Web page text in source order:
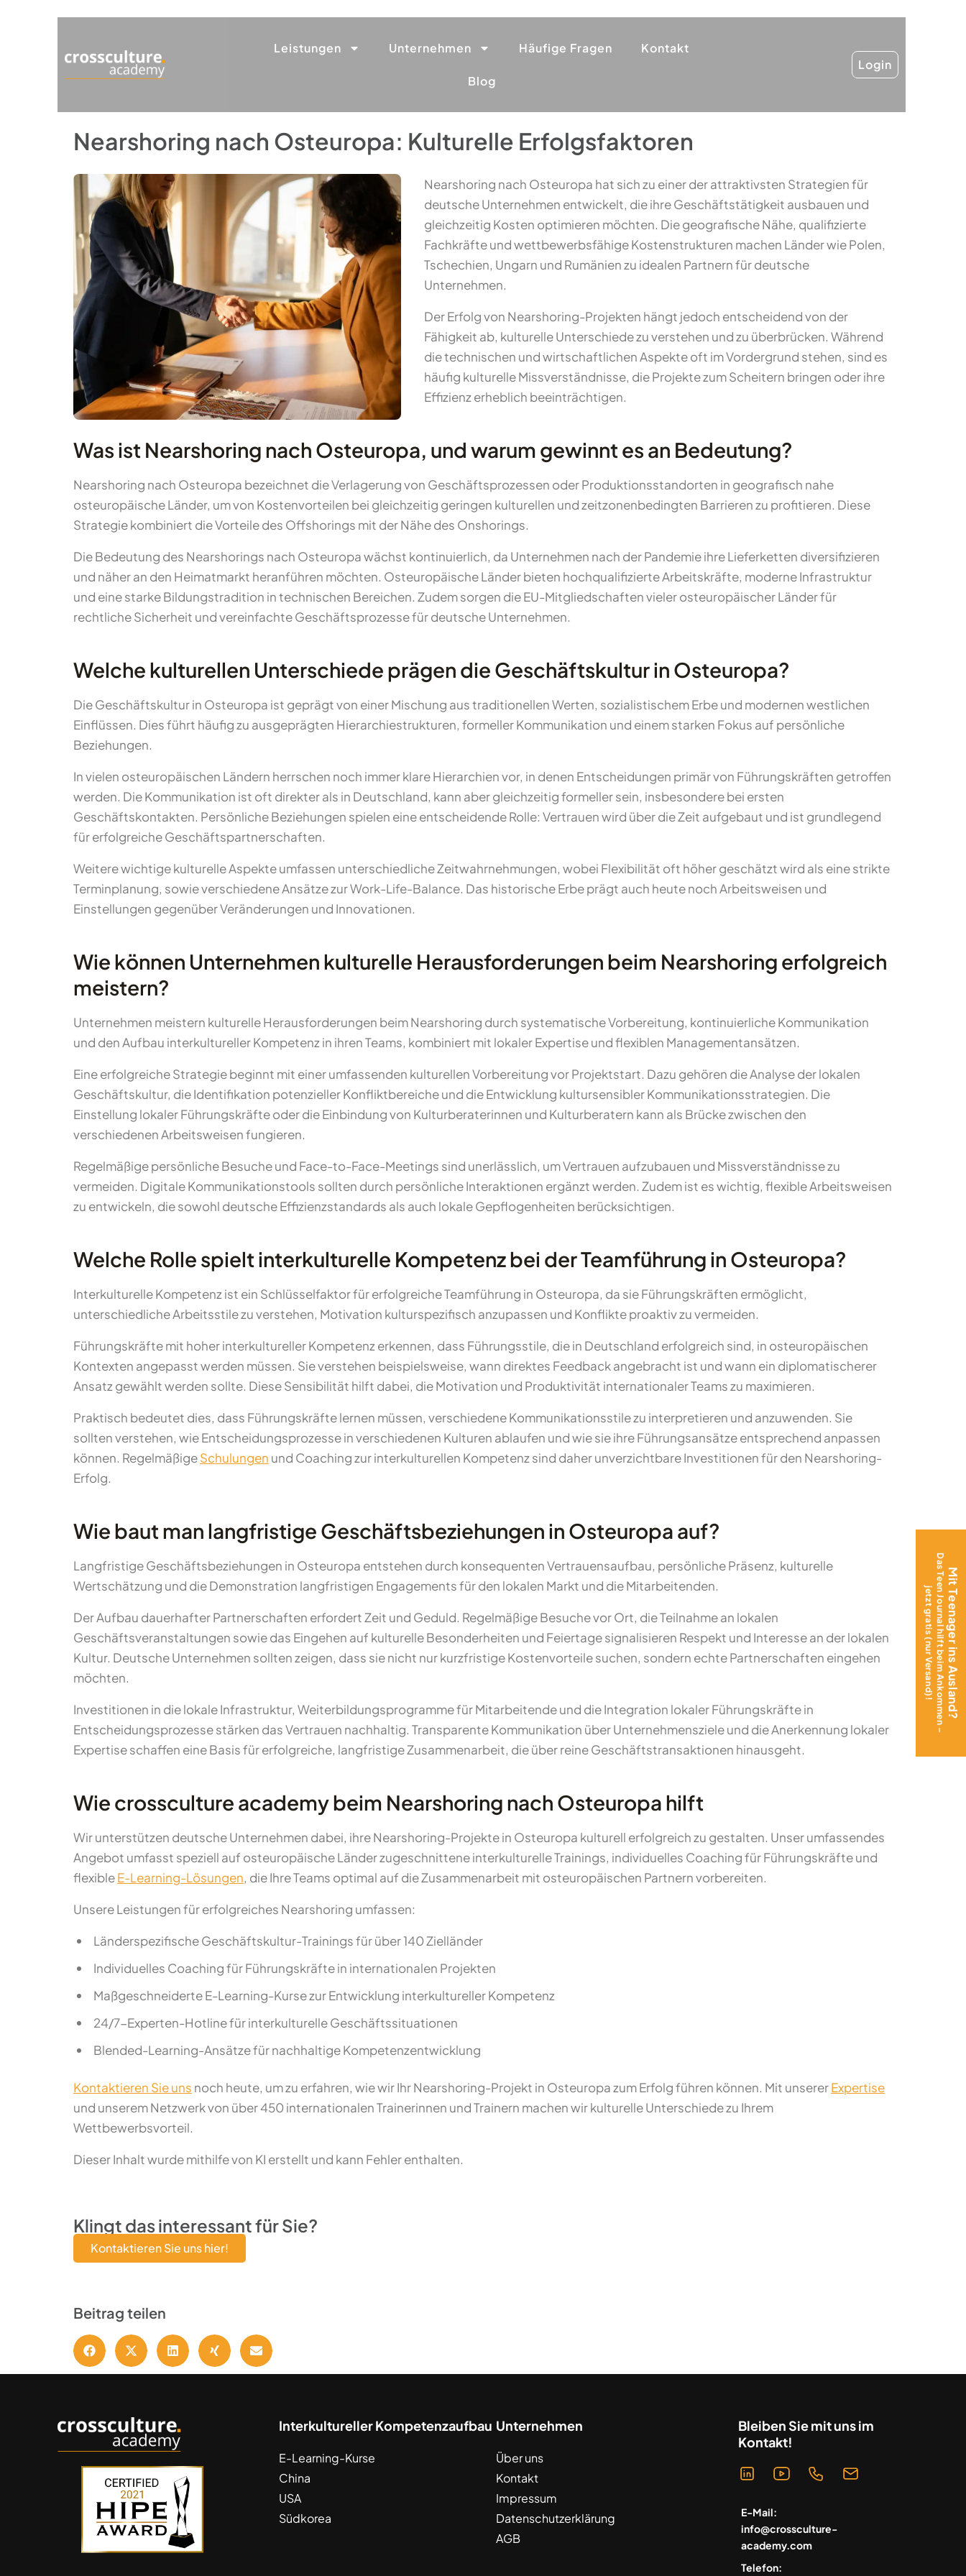
Leistungen Unternehmen Häufige Fragen Kontakt
Blog
Login
Nearshoring nach Osteuropa: Kulturelle Erfolgsfaktoren
Nearshoring nach Osteuropa hat sich zu einer der attraktivsten Strategien für
deutsche Unternehmen entwickelt, die ihre Geschäftstätigkeit ausbauen und
gleichzeitig Kosten optimieren möchten. Die geografische Nähe, qualifizierte
Fachkräfte und wettbewerbsfähige Kostenstrukturen machen Länder wie Polen,
Tschechien, Ungarn und Rumänien zu idealen Partnern für deutsche
Unternehmen.
Der Erfolg von Nearshoring-Projekten hängt jedoch entscheidend von der
Fähigkeit ab, kulturelle Unterschiede zu verstehen und zu überbrücken. Während
die technischen und wirtschaftlichen Aspekte oft im Vordergrund stehen, sind es
häufig kulturelle Missverständnisse, die Projekte zum Scheitern bringen oder ihre
Effizienz erheblich beeinträchtigen.
Was ist Nearshoring nach Osteuropa, und warum gewinnt es an Bedeutung?
Nearshoring nach Osteuropa bezeichnet die Verlagerung von Geschäftsprozessen oder Produktionsstandorten in geografisch nahe
osteuropäische Länder, um von Kostenvorteilen bei gleichzeitig geringen kulturellen und zeitzonenbedingten Barrieren zu profitieren. Diese
Strategie kombiniert die Vorteile des Offshorings mit der Nähe des Onshorings.
Die Bedeutung des Nearshorings nach Osteuropa wächst kontinuierlich, da Unternehmen nach der Pandemie ihre Lieferketten diversifizieren
und näher an den Heimatmarkt heranführen möchten. Osteuropäische Länder bieten hochqualifizierte Arbeitskräfte, moderne Infrastruktur
und eine starke Bildungstradition in technischen Bereichen. Zudem sorgen die EU-Mitgliedschaften vieler osteuropäischer Länder für
rechtliche Sicherheit und vereinfachte Geschäftsprozesse für deutsche Unternehmen.
Welche kulturellen Unterschiede prägen die Geschäftskultur in Osteuropa?
Die Geschäftskultur in Osteuropa ist geprägt von einer Mischung aus traditionellen Werten, sozialistischem Erbe und modernen westlichen
Einflüssen. Dies führt häufig zu ausgeprägten Hierarchiestrukturen, formeller Kommunikation und einem starken Fokus auf persönliche
Beziehungen.
In vielen osteuropäischen Ländern herrschen noch immer klare Hierarchien vor, in denen Entscheidungen primär von Führungskräften getroffen
werden. Die Kommunikation ist oft direkter als in Deutschland, kann aber gleichzeitig formeller sein, insbesondere bei ersten
Geschäftskontakten. Persönliche Beziehungen spielen eine entscheidende Rolle: Vertrauen wird über die Zeit aufgebaut und ist grundlegend
für erfolgreiche Geschäftspartnerschaften.
Weitere wichtige kulturelle Aspekte umfassen unterschiedliche Zeitwahrnehmungen, wobei Flexibilität oft höher geschätzt wird als eine strikte
Terminplanung, sowie verschiedene Ansätze zur Work-Life-Balance. Das historische Erbe prägt auch heute noch Arbeitsweisen und
Einstellungen gegenüber Veränderungen und Innovationen.
Wie können Unternehmen kulturelle Herausforderungen beim Nearshoring erfolgreich
meistern?
Unternehmen meistern kulturelle Herausforderungen beim Nearshoring durch systematische Vorbereitung, kontinuierliche Kommunikation
und den Aufbau interkultureller Kompetenz in ihren Teams, kombiniert mit lokaler Expertise und flexiblen Managementansätzen.
Eine erfolgreiche Strategie beginnt mit einer umfassenden kulturellen Vorbereitung vor Projektstart. Dazu gehören die Analyse der lokalen
Geschäftskultur, die Identifikation potenzieller Konfliktbereiche und die Entwicklung kultursensibler Kommunikationsstrategien. Die
Einstellung lokaler Führungskräfte oder die Einbindung von Kulturberaterinnen und Kulturberatern kann als Brücke zwischen den
verschiedenen Arbeitsweisen fungieren.
Regelmäßige persönliche Besuche und Face-to-Face-Meetings sind unerlässlich, um Vertrauen aufzubauen und Missverständnisse zu
vermeiden. Digitale Kommunikationstools sollten durch persönliche Interaktionen ergänzt werden. Zudem ist es wichtig, flexible Arbeitsweisen
zu entwickeln, die sowohl deutsche Effizienzstandards als auch lokale Gepflogenheiten berücksichtigen.
Welche Rolle spielt interkulturelle Kompetenz bei der Teamführung in Osteuropa?
Interkulturelle Kompetenz ist ein Schlüsselfaktor für erfolgreiche Teamführung in Osteuropa, da sie Führungskräften ermöglicht,
unterschiedliche Arbeitsstile zu verstehen, Motivation kulturspezifisch anzupassen und Konflikte proaktiv zu vermeiden.
Führungskräfte mit hoher interkultureller Kompetenz erkennen, dass Führungsstile, die in Deutschland erfolgreich sind, in osteuropäischen
Kontexten angepasst werden müssen. Sie verstehen beispielsweise, wann direktes Feedback angebracht ist und wann ein diplomatischerer
Ansatz gewählt werden sollte. Diese Sensibilität hilft dabei, die Motivation und Produktivität internationaler Teams zu maximieren.
Praktisch bedeutet dies, dass Führungskräfte lernen müssen, verschiedene Kommunikationsstile zu interpretieren und anzuwenden. Sie
sollten verstehen, wie Entscheidungsprozesse in verschiedenen Kulturen ablaufen und wie sie ihre Führungsansätze entsprechend anpassen
können. RegelmäßigeSchulungen und Coaching zur interkulturellen Kompetenz sind daher unverzichtbare Investitionen für den Nearshoring-
Erfolg.
Wie baut man langfristige Geschäftsbeziehungen in Osteuropa auf?
Langfristige Geschäftsbeziehungen in Osteuropa entstehen durch konsequenten Vertrauensaufbau, persönliche Präsenz, kulturelle
Wertschätzung und die Demonstration langfristigen Engagements für den lokalen Markt und die Mitarbeitenden.
Der Aufbau dauerhafter Partnerschaften erfordert Zeit und Geduld. Regelmäßige Besuche vor Ort, die Teilnahme an lokalen
Geschäftsveranstaltungen sowie das Eingehen auf kulturelle Besonderheiten und Feiertage signalisieren Respekt und Interesse an der lokalen
Kultur. Deutsche Unternehmen sollten zeigen, dass sie nicht nur kurzfristige Kostenvorteile suchen, sondern echte Partnerschaften eingehen
möchten.
Investitionen in die lokale Infrastruktur, Weiterbildungsprogramme für Mitarbeitende und die Integration lokaler Führungskräfte in
Entscheidungsprozesse stärken das Vertrauen nachhaltig. Transparente Kommunikation über Unternehmensziele und die Anerkennung lokaler
Expertise schaffen eine Basis für erfolgreiche, langfristige Zusammenarbeit, die über reine Geschäftstransaktionen hinausgeht.
Wie crossculture academy beim Nearshoring nach Osteuropa hilft
Wir unterstützen deutsche Unternehmen dabei, ihre Nearshoring-Projekte in Osteuropa kulturell erfolgreich zu gestalten. Unser umfassendes
Angebot umfasst speziell auf osteuropäische Länder zugeschnittene interkulturelle Trainings, individuelles Coaching für Führungskräfte und
flexibleE-Learning-Lösungen, die Ihre Teams optimal auf die Zusammenarbeit mit osteuropäischen Partnern vorbereiten.
Unsere Leistungen für erfolgreiches Nearshoring umfassen:
Länderspezifische Geschäftskultur-Trainings für über 140 Zielländer
Individuelles Coaching für Führungskräfte in internationalen Projekten
Maßgeschneiderte E-Learning-Kurse zur Entwicklung interkultureller Kompetenz
24/7-Experten-Hotline für interkulturelle Geschäftssituationen
Blended-Learning-Ansätze für nachhaltige Kompetenzentwicklung
Kontaktieren Sie uns noch heute, um zu erfahren, wie wir Ihr Nearshoring-Projekt in Osteuropa zum Erfolg führen können. Mit unsererExpertise
und unserem Netzwerk von über 450 internationalen Trainerinnen und Trainern machen wir kulturelle Unterschiede zu Ihrem
Wettbewerbsvorteil.
Dieser Inhalt wurde mithilfe von KI erstellt und kann Fehler enthalten.
Klingt das interessant für Sie?
Kontaktieren Sie uns hier!
Beitrag teilen
Mit Teenager ins Ausland?
Das Teen Journal hilft beim Ankommen –
jetzt gratis (nur Versand)!
Interkultureller Kompetenzaufbau
E-Learning-Kurse
China
USA
Südkorea
Unternehmen
Über uns
Kontakt
Impressum
Datenschutzerklärung
AGB
Bleiben Sie mit uns im
Kontakt!
E-Mail:
info@crossculture-
academy.com
Telefon: